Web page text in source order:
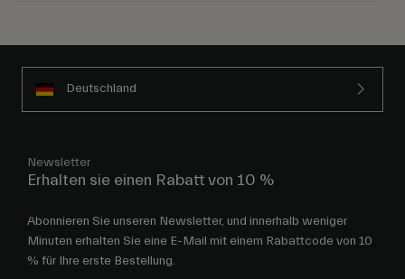
Deutschland
Newsletter
Erhalten sie einen Rabatt von 10 %
Abonnieren Sie unseren Newsletter, und innerhalb weniger
Minuten erhalten Sie eine E-Mail mit einem Rabattcode von 10
% für Ihre erste Bestellung.